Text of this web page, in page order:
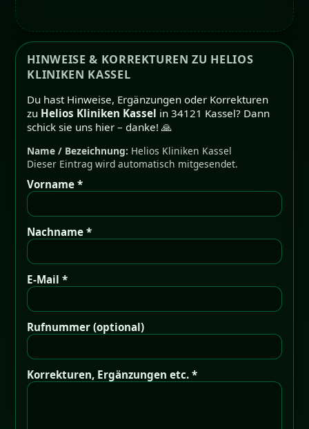
HINWEISE & KORREKTUREN ZU HELIOS
KLINIKEN KASSEL
Du hast Hinweise, Ergänzungen oder Korrekturen
zu Helios Kliniken Kassel in 34121 Kassel? Dann
schick sie uns hier – danke! 🙏
Name / Bezeichnung: Helios Kliniken Kassel
Dieser Eintrag wird automatisch mitgesendet.
Vorname *
Nachname *
E-Mail *
Rufnummer (optional)
Korrekturen, Ergänzungen etc. *